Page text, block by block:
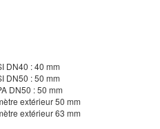
DN40 : 40 mm
DN50 : 50 mm
DN50 : 50 mm
extérieur 50 mm
extérieur 63 mm